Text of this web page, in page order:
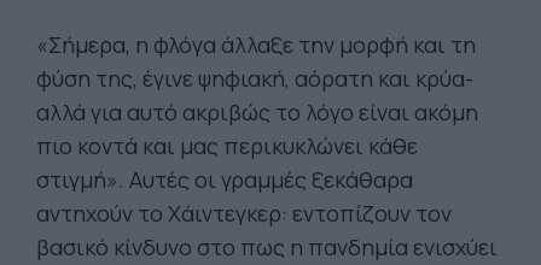
«Σήμερα, η φλόγα άλλαξε την μορφή και τη
φύση της, έγινε ψηφιακή, αόρατη και κρύα-
αλλά για αυτό ακριβώς το λόγο είναι ακόμη
πιο κοντά και μας περικυκλώνει κάθε
στιγμή». Αυτές οι γραμμές ξεκάθαρα
αντηχούν το Χάιντεγκερ: εντοπίζουν τον
βασικό κίνδυνο στο πως η πανδημία ενισχύει